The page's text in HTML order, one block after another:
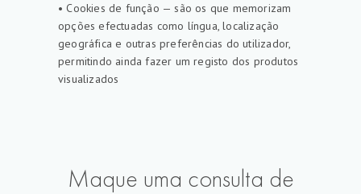
• Cookies de função — são os que memorizam
opções efectuadas como língua, localização
geográfica e outras preferências do utilizador,
permitindo ainda fazer um registo dos produtos
visualizados
Maque uma consulta de